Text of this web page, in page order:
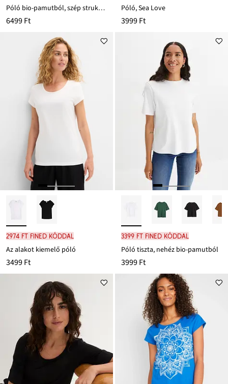
Póló bio-pamutból, szép struktúrával
6499 Ft
Póló, Sea Love
3999 Ft
2974 Ft FINED kóddal
Az alakot kiemelő póló
3499 Ft
3399 Ft FINED kóddal
Póló tiszta, nehéz bio-pamutból
3999 Ft